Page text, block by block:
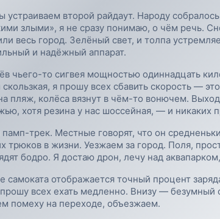
устраиваем второй райдаут. Народу
злыми», я не сразу понимаю, о чём речь.
весь город. Зелёный свет, и толпа
и надёжный аппарат.
чьего-то сигвея мощностью одиннадцать
скользкая, я прошу всех сбавить скорость —
пляж, колёса вязнут в чём-то вонючем.
хотя резина у нас шоссейная, — и никаких
трек. Местные говорят, что он
трюков в жизни. Уезжаем за город. Поля,
бодро. Я достаю дрон, лечу над
самоката отображается точный процент
всех ехать медленно. Внизу —
помеху на переходе, объезжаем.